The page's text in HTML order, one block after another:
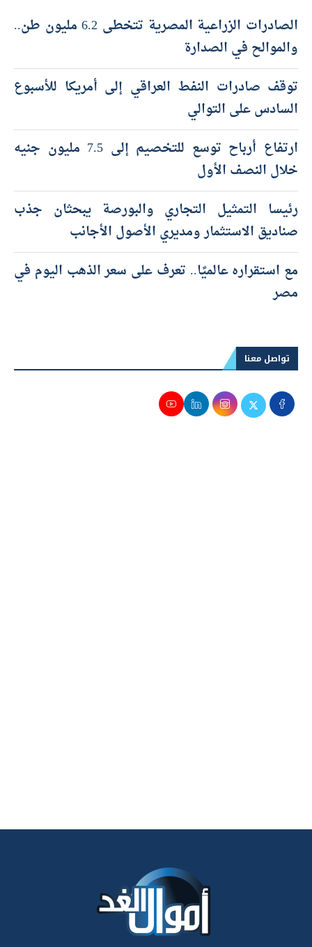
الصادرات الزراعية المصرية تتخطى 6.2 مليون طن..
والموالح في الصدارة
توقف صادرات النفط العراقي إلى أمريكا للأسبوع
السادس على التوالي
ارتفاع أرباح توسع للتخصيم إلى 7.5 مليون جنيه
خلال النصف الأول
رئيسا التمثيل التجاري والبورصة يبحثان جذب
صناديق الاستثمار ومديري الأصول الأجانب
مع استقراره عالميًا.. تعرف على سعر الذهب اليوم في
مصر
تواصل معنا